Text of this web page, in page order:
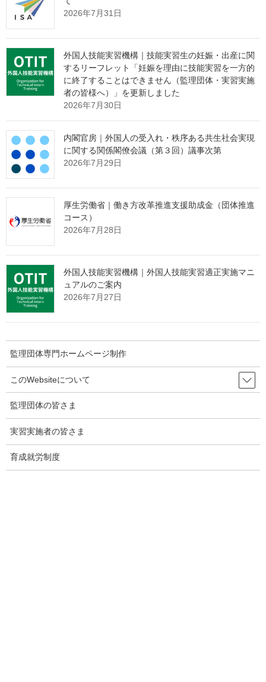
いただき、スキル向上に向けた支援を政府が行う、官民連携制度
を進めてまいります。
リアコンサルタントに提供し、キャリアコンサルティングの充実
を図ります。
第３に、企業の参入・退出の円滑化です。
スタートアップ育成５か年計画の強化とともに、中小・小規模
企業の事業承継やＭ＆Ａ（買収と合併）・グループ化を進めるた
直す枠組みを導入します。あわせて、事業承継税制の要件緩和の
検討を図ります。
第４に、コンテンツ産業活性化戦略を定めました。
政府の司令塔として、コンテンツ産業官民協議会と映画戦略企
省・経産省の施策をクリエイター支援基金に統合します。
加えて、海外展開を図るとともに、クリエイターやアーティス
トを対象に、労働慣行や取引慣行是正を図るため、音楽、放送番
第５に、国内投資の推進です。
ＤＸ（デジタル・トランスフォーメーション）投資、ＡＩ、半
導体、健康・医療、量子技術、フュージョンエネルギー、次世代
素材、蓄電池、バイオものづくり、などについて、国内投資の拡
充を図ります。
ては、２０４０年を視野に入れたＧＸ国家戦略を策定するととも
第７に、資産運用立国を推進し、イデコ（ｉＤｅＣｏ）につい
て大胆な改革を検討するとともに、運用側のアセットオーナーに
対する共通のプリンシプルをこの夏策定いたします。
今月下旬の閣議決定に向け、新藤大臣を中心に、与党とも調整
を進め、関係大臣が協力して取りまとめ作業を加速していただく
ようお願いいたします。」
2026年7月31日
外国人技能実習機構｜技能実習生の妊娠・出産に関
するリーフレット「妊娠を理由に技能実習を一方的
に終了することはできません（監理団体・実習実施
者の皆様へ）」を更新しました
2026年7月30日
内閣官房｜外国人の受入れ・秩序ある共生社会実現
に関する関係閣僚会議（第３回）議事次第
2026年7月29日
厚生労働省｜働き方改革推進支援助成金（団体推進
コース）
2026年7月28日
外国人技能実習機構｜外国人技能実習適正実施マニ
ュアルのご案内
2026年7月27日
監理団体専門ホームページ制作
このWebsiteについて
監理団体の皆さま
実習実施者の皆さま
育成就労制度